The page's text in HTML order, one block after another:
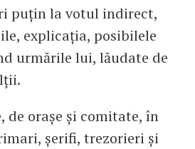
puţin la votul indirect,
explicaţia, posibilele
urmările lui, lăudate de
de oraşe şi comitate, în
şerifi, trezorieri şi